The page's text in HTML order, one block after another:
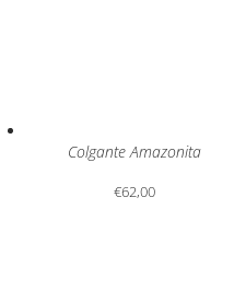
Colgante Amazonita
€62,00